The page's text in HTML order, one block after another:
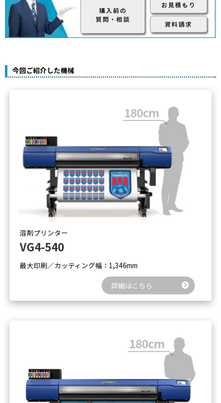
購入前の
質問・相談
お見積もり
資料請求
今回ご紹介した機械
溶剤プリンター
VG4-540
最大印刷／カッティング幅：1,346mm
詳細はこちら